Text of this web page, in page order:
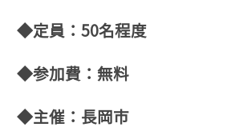
◆定員：50名程度
◆参加費：無料
◆主催：長岡市